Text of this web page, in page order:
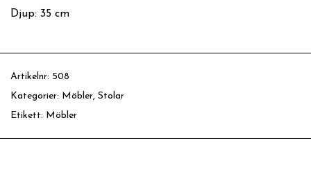
Djup: 35 cm
Artikelnr: 508
Kategorier: Möbler, Stolar
Etikett: Möbler